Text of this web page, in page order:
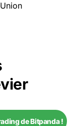
de Bitpanda !